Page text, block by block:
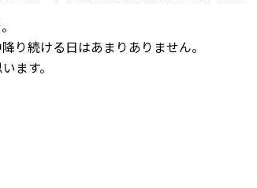
り続ける日はあまりありません。
ます。